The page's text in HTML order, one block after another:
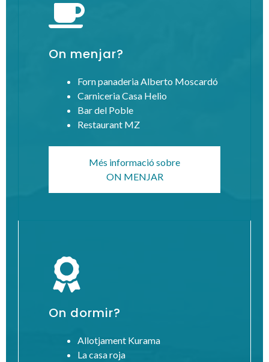
On menjar?
Forn panaderia Alberto Moscardó
Carniceria Casa Helio
Bar del Poble
Restaurant MZ
Més informació sobre
ON MENJAR
On dormir?
Allotjament Kurama
La casa roja